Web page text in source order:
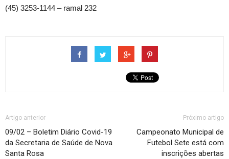
(45) 3253-1144 – ramal 232
Artigo anterior
09/02 – Boletim Diário Covid-19
da Secretaria de Saúde de Nova
Santa Rosa
Próximo artigo
Campeonato Municipal de
Futebol Sete está com
inscrições abertas